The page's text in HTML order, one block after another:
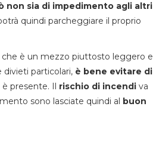
non sia di impedimento agli altri
quindi parcheggiare il proprio
che è un mezzo piuttosto leggero e
particolari, è bene evitare di
presente. Il rischio di incendi va
sono lasciate quindi al buon